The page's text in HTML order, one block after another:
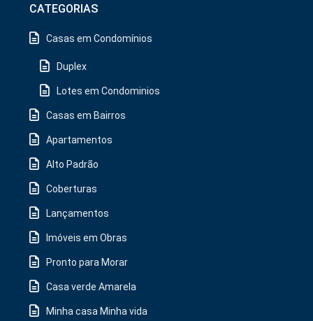
CATEGORIAS
Casas em Condomínios
Duplex
Lotes em Condominios
Casas em Bairros
Apartamentos
Alto Padrão
Coberturas
Lançamentos
Imóveis em Obras
Pronto para Morar
Casa verde Amarela
Minha casa Minha vida